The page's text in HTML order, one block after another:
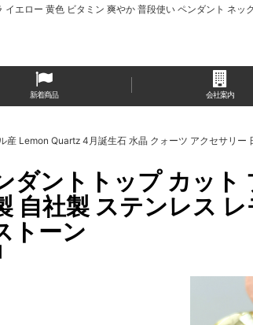
エロー 黄色 ビタミン 爽やか 普段使い ペンダント ネッ
新着商品 会社案内
産 Lemon Quartz 4月誕生石 水晶 クォーツ アクセサリ
ダントトップ カッ
自社製 ステンレス
トーン